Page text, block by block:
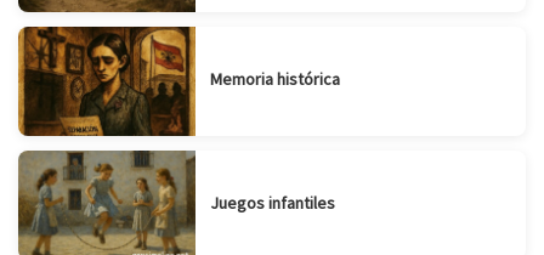
Memoria histórica
Juegos infantiles